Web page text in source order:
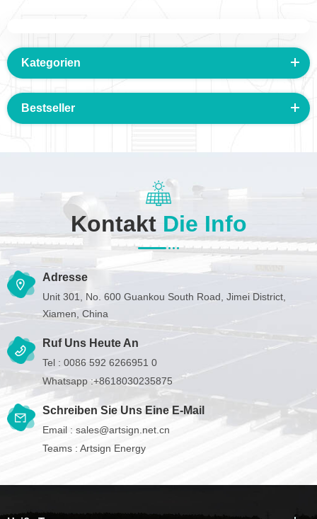
Kategorien
Bestseller
Kontakt Die Info
Adresse
Unit 301, No. 600 Guankou South Road, Jimei District,
Xiamen, China
Ruf Uns Heute An
Tel : 0086 592 6266951 0
Whatsapp :+8618030235875
Schreiben Sie Uns Eine E-Mail
Email : sales@artsign.net.cn
Teams : Artsign Energy